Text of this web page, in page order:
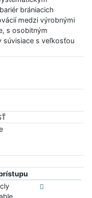
brániacich
medzi výrobnými
s osobitným
súvisiace s veľkosťou